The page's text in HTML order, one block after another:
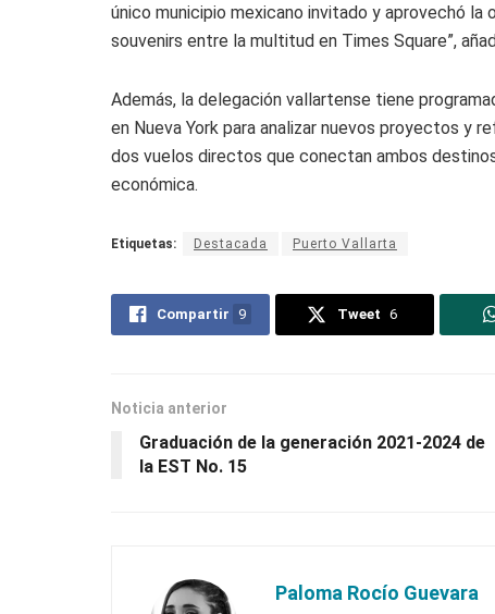
único municipio mexicano invitado y aprovechó
souvenirs entre la multitud en Times Square”,
Además, la delegación vallartense tiene
en Nueva York para analizar nuevos proyectos y
dos vuelos directos que conectan ambos
económica.
Etiquetas: Destacada Puerto Vallarta
Compartir 9 Tweet 6
Noticia anterior
Graduación de la generación 2021-2024 de
la EST No. 15
Paloma Rocío Guevara